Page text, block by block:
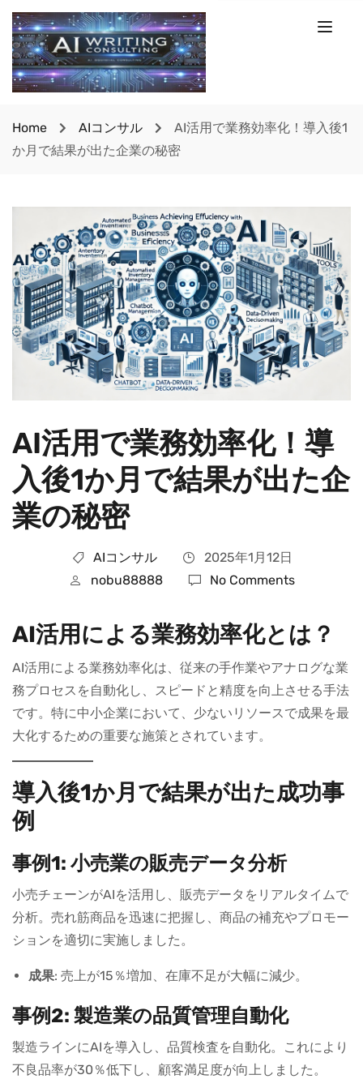
Home AIコンサル
AI活用で業務効率化！導入後1
か月で結果が出た企業の秘密
AI活用で業務効率化！導
入後1か月で結果が出た企
業の秘密
AIコンサル
2025年1月12日
nobu88888
No Comments
AI活用による業務効率化とは？
AI活用による業務効率化は、従来の手作業やアナログな業
務プロセスを自動化し、スピードと精度を向上させる手法
です。特に中小企業において、少ないリソースで成果を最
大化するための重要な施策とされています。
導入後1か月で結果が出た成功事
例
事例1: 小売業の販売データ分析
小売チェーンがAIを活用し、販売データをリアルタイムで
分析。売れ筋商品を迅速に把握し、商品の補充やプロモー
ションを適切に実施しました。
成果: 売上が15％増加、在庫不足が大幅に減少。
事例2: 製造業の品質管理自動化
製造ラインにAIを導入し、品質検査を自動化。これにより
不良品率が30％低下し、顧客満足度が向上しました。